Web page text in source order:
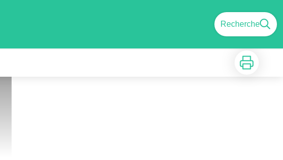
Recherche
Imprimer